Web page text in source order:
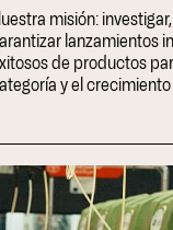
misión:
lanzamientos
de productos
y el